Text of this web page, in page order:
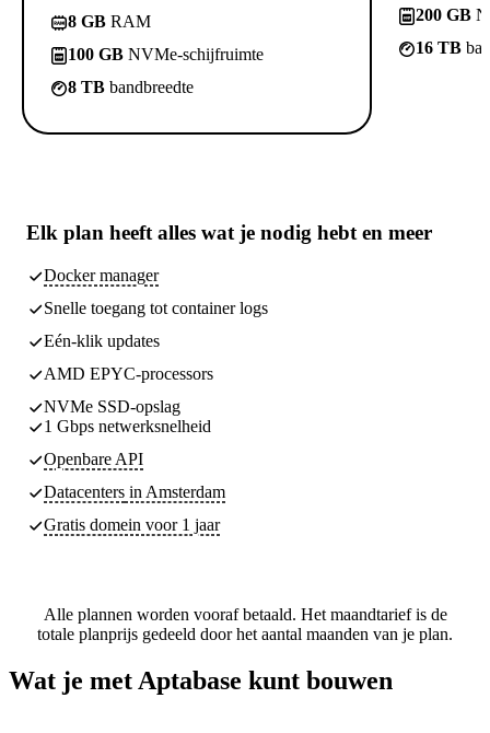
8 GB RAM
100 GB NVMe-schijfruimte
8 TB bandbreedte
200 GB
16 TB
Elk plan heeft alles wat je nodig hebt en meer
Docker manager
Snelle toegang tot container logs
Eén-klik updates
AMD EPYC-processors
NVMe SSD-opslag
1 Gbps netwerksnelheid
Openbare API
Datacenters in Amsterdam
Gratis domein voor 1 jaar
Alle plannen worden vooraf betaald. Het maandtarief is de
totale planprijs gedeeld door het aantal maanden van je plan.
Wat je met Aptabase kunt bouwen